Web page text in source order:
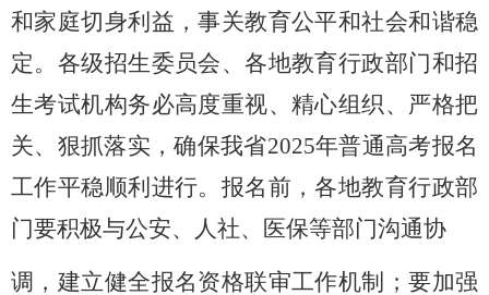
和家庭切身利益，事关教育公平和社会和谐稳
定。各级招生委员会、各地教育行政部门和招
生考试机构务必高度重视、精心组织、严格把
关、狠抓落实，确保我省2025年普通高考报名
工作平稳顺利进行。报名前，各地教育行政部
门要积极与公安、人社、医保等部门沟通协
调，建立健全报名资格联审工作机制；要加强